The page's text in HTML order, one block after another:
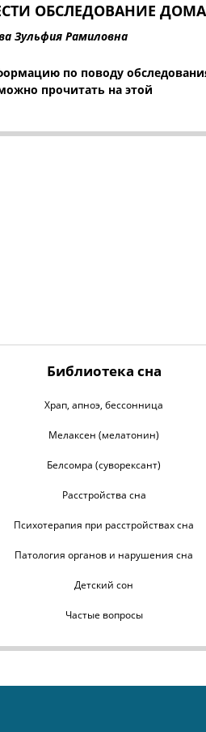
ОБСЛЕДОВАНИЕ
Зульфия Рамиловна
по поводу
прочитать на этой
Библиотека сна
Храп, апноэ, бессонница
Мелаксен (мелатонин)
Белсомра (суворексант)
Расстройства сна
Психотерапия при расстройствах сна
Патология органов и нарушения сна
Детский сон
Частые вопросы